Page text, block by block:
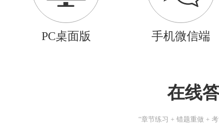
PC桌面版 手机微信端
在线
“章节练习 + 错题重做 +